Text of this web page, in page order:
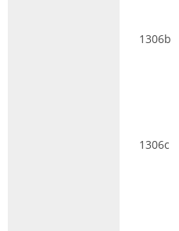
1306b
1306c